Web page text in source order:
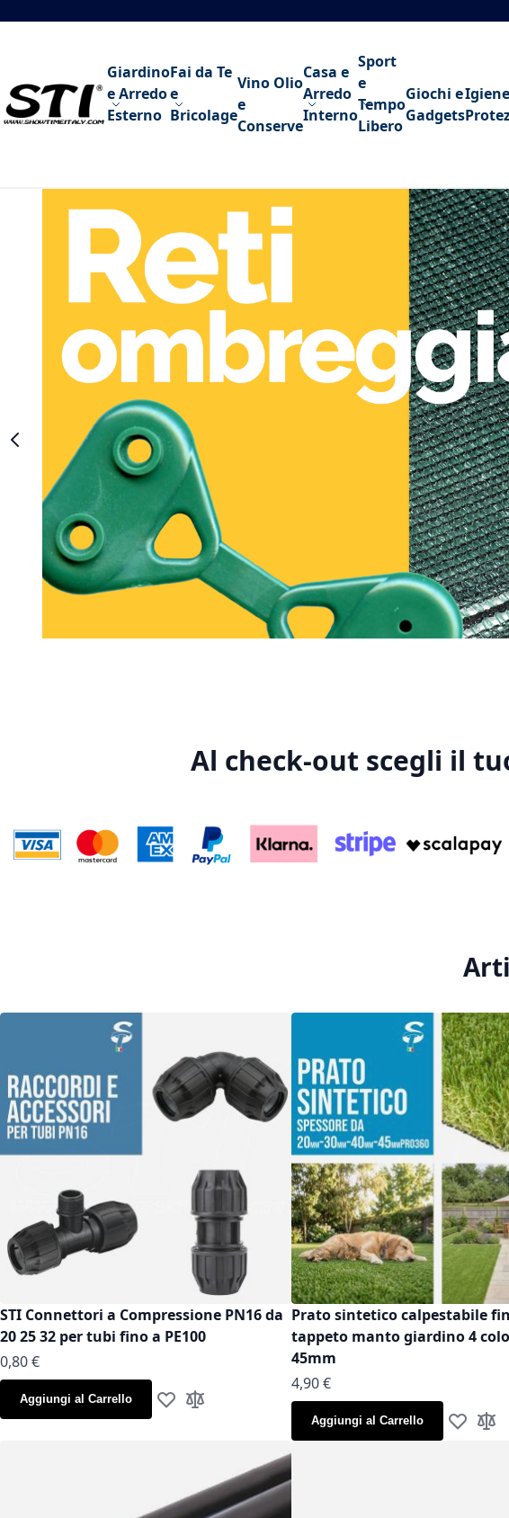
Salta al contenuto
Giardino
e Arredo
Esterno
Fai da Te
e
Bricolage
Vino Olio
e
Conserve
Casa e
Arredo
Interno
Sport
e
Tempo
Libero
Giochi e
Gadgets
Al check-out scegli il
STI Connettori a Compressione PN16 da
20 25 32 per tubi fino a PE100
As low as
0,80 €
Aggiungi al Carrello Aggiungi alla lista desideri
Aggiungi al confronto
Prato sintetico calpestabile
tappeto manto giardino 4
45mm
As low as
4,90 €
Aggiungi al Carrello